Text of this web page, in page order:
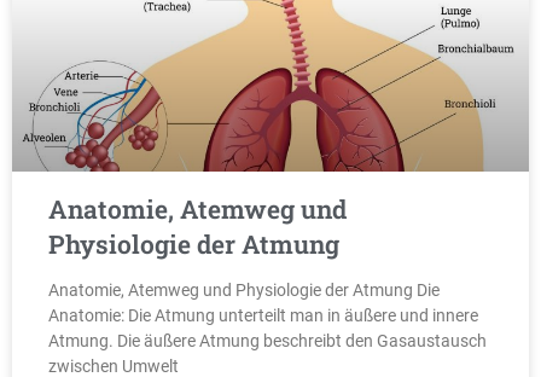
Anatomie, Atemweg und
Physiologie der Atmung
Anatomie, Atemweg und Physiologie der Atmung Die
Anatomie: Die Atmung unterteilt man in äußere und innere
Atmung. Die äußere Atmung beschreibt den Gasaustausch
zwischen Umwelt